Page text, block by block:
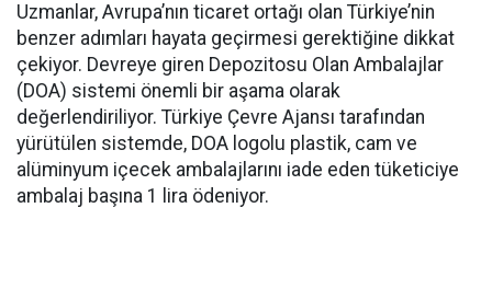
Uzmanlar, Avrupa’nın ticaret ortağı olan Türkiye’nin
benzer adımları hayata geçirmesi gerektiğine dikkat
çekiyor. Devreye giren Depozitosu Olan Ambalajlar
(DOA) sistemi önemli bir aşama olarak
değerlendiriliyor. Türkiye Çevre Ajansı tarafından
yürütülen sistemde, DOA logolu plastik, cam ve
alüminyum içecek ambalajlarını iade eden tüketiciye
ambalaj başına 1 lira ödeniyor.